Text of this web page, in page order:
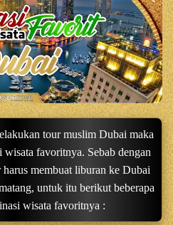
tour muslim Dubai maka
wisata favoritnya. Sebab dengan
membuat liburan ke Dubai
untuk itu berikut beberapa
wisata favoritnya :